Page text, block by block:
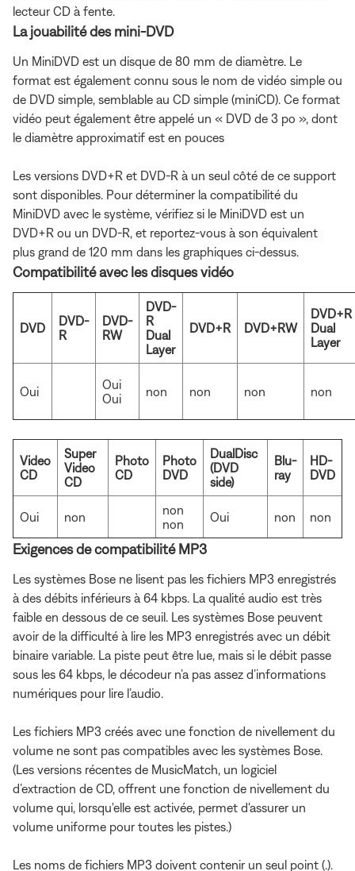
lecteur CD à fente.
La jouabilité des mini-DVD
Un MiniDVD est un disque de 80 mm de diamètre. Le
format est également connu sous le nom de vidéo simple ou
de DVD simple, semblable au CD simple (miniCD). Ce format
vidéo peut également être appelé un « DVD de 3 po », dont
le diamètre approximatif est en pouces
Les versions DVD+R et DVD-R à un seul côté de ce support
sont disponibles. Pour déterminer la compatibilité du
MiniDVD avec le système, vérifiez si le MiniDVD est un
DVD+R ou un DVD-R, et reportez-vous à son équivalent
plus grand de 120 mm dans les graphiques ci-dessus.
Compatibilité avec les disques vidéo
DVD
DVD-
R
DVD-
RW
DVD-
R
Dual
Layer
DVD+R DVD+RW
DVD+R
Dual
Layer
Oui
Oui
Oui
non non non non
Video
CD
Super
Video
CD
Photo
CD
Photo
DVD
DualDisc
(DVD
side)
Blu-
ray
HD-
DVD
Oui non
non
non
Oui non non
Exigences de compatibilité MP3
Les systèmes Bose ne lisent pas les fichiers MP3 enregistrés
à des débits inférieurs à 64 kbps. La qualité audio est très
faible en dessous de ce seuil. Les systèmes Bose peuvent
avoir de la difficulté à lire les MP3 enregistrés avec un débit
binaire variable. La piste peut être lue, mais si le débit passe
sous les 64 kbps, le décodeur n’a pas assez d’informations
numériques pour lire l’audio.
Les fichiers MP3 créés avec une fonction de nivellement du
volume ne sont pas compatibles avec les systèmes Bose.
(Les versions récentes de MusicMatch, un logiciel
d’extraction de CD, offrent une fonction de nivellement du
volume qui, lorsqu'elle est activée, permet d'assurer un
volume uniforme pour toutes les pistes.)
Les noms de fichiers MP3 doivent contenir un seul point (.).